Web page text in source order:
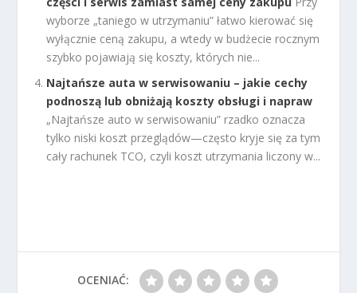
wyborze „taniego w utrzymaniu” łatwo kierować się
wyłącznie ceną zakupu, a wtedy w budżecie rocznym
szybko pojawiają się koszty, których nie...
Najtańsze auta w serwisowaniu – jakie cechy
podnoszą lub obniżają koszty obsługi i napraw
„Najtańsze auto w serwisowaniu” rzadko oznacza
tylko niski koszt przeglądów—często kryje się za tym
cały rachunek TCO, czyli koszt utrzymania liczony w...
OCENIAĆ: